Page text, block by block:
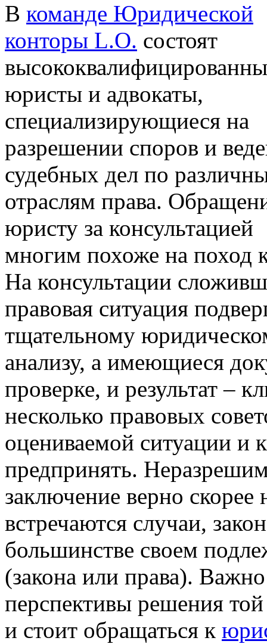
В команде Юридической
конторы L.O. состоят
юристы и адвокаты,
специализирующиеся на
разрешении споров и
судебных дел по
отраслям права.
юристу за консультацией
многим похоже на поход
На консультации
правовая ситуация
тщательному
анализу, а имеющиеся
проверке, и результат –
несколько правовых
оцениваемой ситуации и
предпринять.
заключение верно скорее
встречаются случаи,
большинстве своем
(закона или права).
перспективы решения
и стоит обращаться к